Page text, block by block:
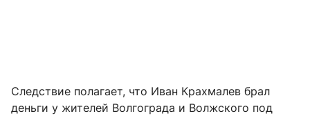
Следствие полагает, что Иван Крахмалев брал
деньги у жителей Волгограда и Волжского под